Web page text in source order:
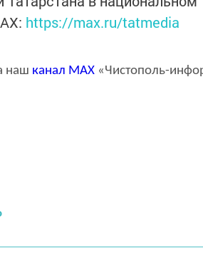
https://max.ru/tatmedia
наш канал MAX «Чистополь-